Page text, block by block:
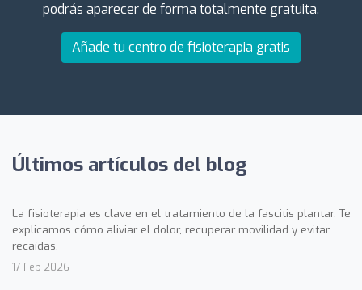
podrás aparecer de forma totalmente gratuita.
Añade tu centro de fisioterapia gratis
Últimos artículos del blog
La fisioterapia es clave en el tratamiento de la fascitis plantar. Te
explicamos cómo aliviar el dolor, recuperar movilidad y evitar
recaídas.
17 Feb 2026